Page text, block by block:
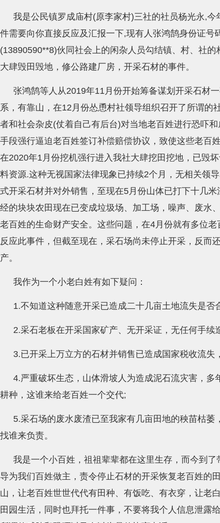
我是公民镇罗成庙村(原李家村)三社的社员杨光永,
件需要向你直接反应及汇报一下,现有人张鸿鹄身份证号
(13890590**8)伙同社会上的闲杂人员勾结镇、村、社
大肆毁田毁地，修公路建厂房，开采石材的事件。
张鸿鹄等人从2019年11月份开始筹备谋划开采石材
系，有靠山，在12月份怂恿村社领导组织召开了所谓的
者和社会杂皮(仗着自己有后台)对当地老百姓进行恐吓
手段强行逼迫老百姓签订补偿赔偿协议，致使这些老百
在2020年1月份挖机强行进入我社大肆挖田挖地，已毁
料资源.这种无视国家法律现象已持续2个月，无相关领
式开采石材并对外销售，至现在5月份山体已打下十几
经的块块农田现在已变成垃圾场、加工场，噪声、废水
老百姓的生命财产安全。这些问题，在4月份就有多位
反应此事件，但截至现在，采石场尚未停止开采，反而
产。
我作为一个小老白姓有如下疑问：
1.不知道这种随意开采已造成二十几亩土地流失是否
2.采石老板在开采国家矿产、无开采证，无任何手续
3.已开采上万立方的石材并销售已造成国家税收流失
4.严重破坏生态，山体滑坡人为造成泥石流灾害，多
耕种，这谁来给老百姓一个交代;
5.采石场的废水废渣已至我家有几亩田地的秧苗枯萎
找谁来负责。
我是一个小百姓，祖祖辈辈都在这里生存，而今到
导为我们百姓做主，责令停止石材的开采恢复老百姓的
山，让老百姓世世代代有田种、有饭吃、有衣穿，让老
田园生活，同时也拜托一件事，不要将我个人信息泄露